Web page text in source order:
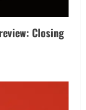
Closing